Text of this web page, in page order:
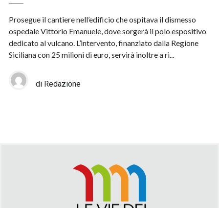
Prosegue il cantiere nell’edificio che ospitava il dismesso
ospedale Vittorio Emanuele, dove sorgerà il polo espositivo
dedicato al vulcano. L’intervento, finanziato dalla Regione
Siciliana con 25 milioni di euro, servirà inoltre a ri...
di Redazione